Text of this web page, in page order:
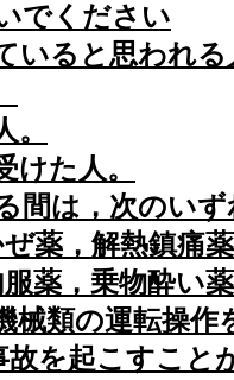
でください
いると思われる
。
けた人。
間は，次のい
薬，解熱鎮痛
薬，乗物酔い
械類の運転操
故を起こすこ